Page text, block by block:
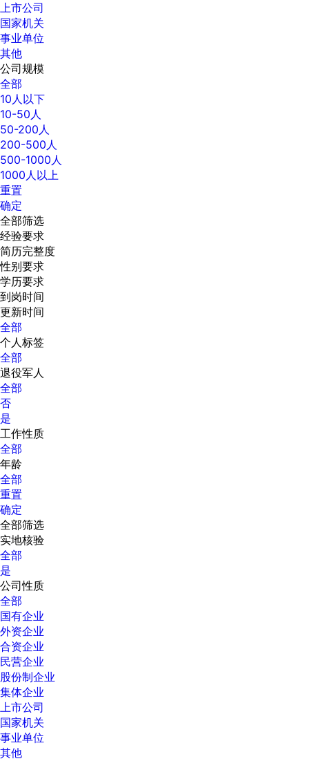
上市公司
国家机关
事业单位
其他
公司规模
全部
10人以下
10-50人
50-200人
200-500人
500-1000人
1000人以上
重置
确定
全部筛选
经验要求
简历完整度
性别要求
学历要求
到岗时间
更新时间
全部
个人标签
全部
退役军人
全部
否
是
工作性质
全部
年龄
全部
重置
确定
全部筛选
实地核验
全部
是
公司性质
全部
国有企业
外资企业
合资企业
民营企业
股份制企业
集体企业
上市公司
国家机关
事业单位
其他